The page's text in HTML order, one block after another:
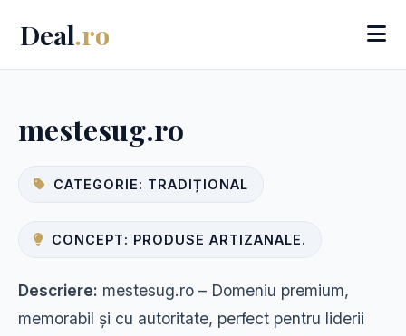
Deal.ro
mestesug.ro
CATEGORIE: TRADIȚIONAL
CONCEPT: PRODUSE ARTIZANALE.
Descriere: mestesug.ro – Domeniu premium,
memorabil și cu autoritate, perfect pentru liderii